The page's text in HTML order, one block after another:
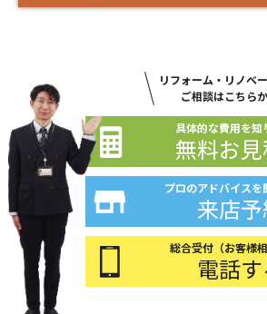
リフォーム・リノベ
ご相談はこちら
具体的な費用を知
無料お見
プロのアドバイスを
来店
総合受付（お客様
電話す